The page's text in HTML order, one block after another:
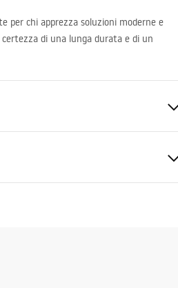
per chi apprezza soluzioni moderne e
di una lunga durata e di un
spazzolato